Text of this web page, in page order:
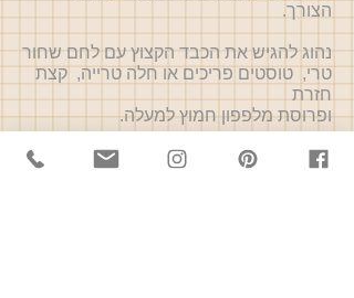
הצורך.
נהוג להגיש את הכבד הקצוץ עם לחם שחור
טרי, טוסטים פריכים או חלה טרייה, קצת
חזרת
ופרוסת מלפפון חמוץ למעלה.
* אני משתמשת לקיצוץ הכבד, הבצלים